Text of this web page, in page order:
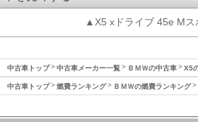
▲X5 xドライブ 45e Mス
中古車トップ 中古車メーカー一覧 ＢＭＷの中古車 X5
中古車トップ 燃費ランキング ＢＭＷの燃費ランキング